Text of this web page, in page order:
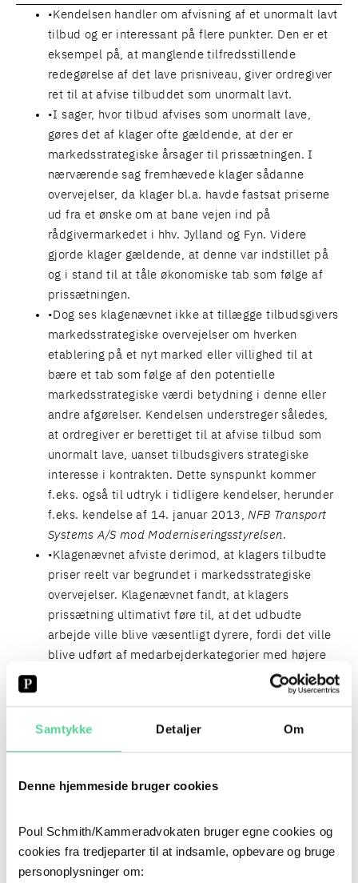
Samtykke Detaljer Om
Denne hjemmeside bruger cookies
Poul Schmith/Kammeradvokaten bruger egne cookies og
cookies fra tredjeparter til at indsamle, opbevare og bruge
personoplysninger om:
Kendelsen handler om afvisning af et unormalt lavt
tilbud og er interessant på flere punkter. Den er et
eksempel på, at manglende tilfredsstillende
redegørelse af det lave prisniveau, giver ordregiver
ret til at afvise tilbuddet som unormalt lavt.
I sager, hvor tilbud afvises som unormalt lave,
gøres det af klager ofte gældende, at der er
markedsstrategiske årsager til prissætningen. I
nærværende sag fremhævede klager sådanne
overvejelser, da klager bl.a. havde fastsat priserne
ud fra et ønske om at bane vejen ind på
rådgivermarkedet i hhv. Jylland og Fyn. Videre
gjorde klager gældende, at denne var indstillet på
og i stand til at tåle økonomiske tab som følge af
prissætningen.
Dog ses klagenævnet ikke at tillægge tilbudsgivers
markedsstrategiske overvejelser om hverken
etablering på et nyt marked eller villighed til at
bære et tab som følge af den potentielle
markedsstrategiske værdi betydning i denne eller
andre afgørelser. Kendelsen understreger således,
at ordregiver er berettiget til at afvise tilbud som
unormalt lave, uanset tilbudsgivers strategiske
interesse i kontrakten. Dette synspunkt kommer
f.eks. også til udtryk i tidligere kendelser, herunder
f.eks. kendelse af 14. januar 2013,NFB Transport
Systems A/S mod Moderniseringsstyrelsen.
Klagenævnet afviste derimod, at klagers tilbudte
priser reelt var begrundet i markedsstrategiske
overvejelser. Klagenævnet fandt, at klagers
prissætning ultimativt føre til, at det udbudte
arbejde ville blive væsentligt dyrere, fordi det ville
blive udført af medarbejderkategorier med højere
timepris end forudsat af ordregiver. Kendelsen er
derfor også udtryk for, at ordregiver er berettiget at
delpris forekommer unormalt lav, men densamlede
prisunder kontraktudførelsen vil være dyrere for
skal laves en helhedsvurdering af tilbudsgivers
Desuden angår sagen timepriser for forskellige
medarbejderkategorier, og ordregiver henviser i sine
anbringender til forpligtelsen til at afvise tilbud som